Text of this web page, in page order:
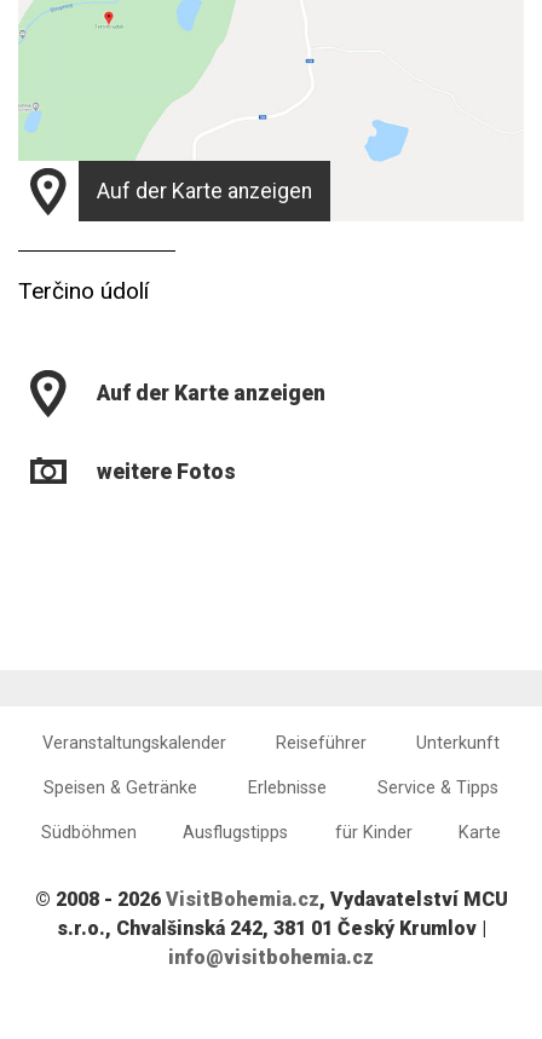
Auf der Karte anzeigen
Terčino údolí
Auf der Karte anzeigen
weitere Fotos
Veranstaltungskalender Reiseführer Unterkunft
Speisen & Getränke Erlebnisse Service & Tipps
Südböhmen Ausflugstipps für Kinder Karte
© 2008 - 2026 VisitBohemia.cz, Vydavatelství MCU
s.r.o., Chvalšinská 242, 381 01 Český Krumlov |
info@visitbohemia.cz